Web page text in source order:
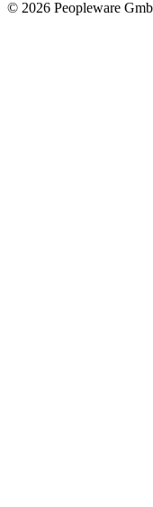
© 2026 Peopleware